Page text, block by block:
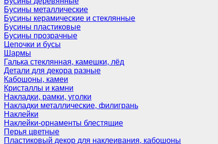
Бусины металлические
Бусины керамические и стеклянные
Бусины пластиковые
Бусины прозрачные
Цепочки и бусы
Шармы
Галька стеклянная, камешки, лёд
Детали для декора разные
Кабошоны, камеи
Кристаллы и камни
Накладки, рамки, уголки
Накладки металлические, филигрань
Наклейки
Наклейки-орнаменты блестящие
Перья цветные
Пластиковый декор для наклеивания, кабошоны